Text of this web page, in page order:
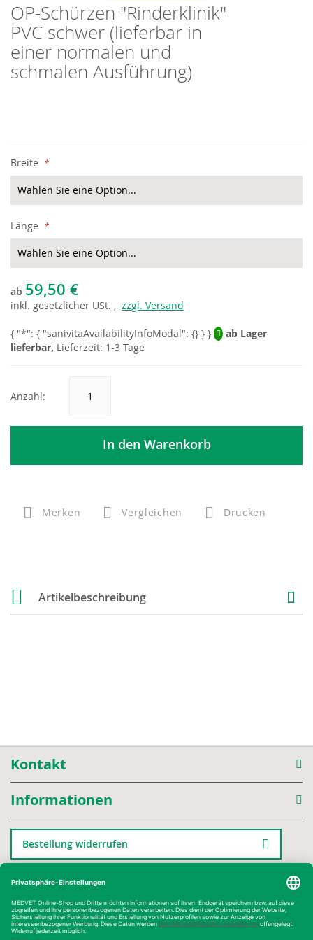
Skip
to
the
beginning
of
the
OP-Schürzen "Rinderklinik"
PVC schwer (lieferbar in
einer normalen und
schmalen Ausführung)
Breite
Länge
ab 59,50 €
inkl. gesetzlicher USt. , zzgl. Versand
ab Lager
lieferbar, Lieferzeit: 1-3 Tage
Anzahl:
In den Warenkorb
Merken Vergleichen Drucken
Artikelbeschreibung
Kontakt
Informationen
Bestellung widerrufen
Kategorien